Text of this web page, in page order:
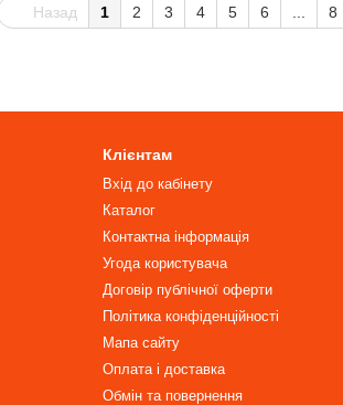
Назад 1 2 3 4 5 6 8
Клієнтам
Вхід до кабінету
Каталог
Контактна інформація
Угода користувача
Договір публічної оферти
Політика конфіденційності
Мапа сайту
Оплата і доставка
Обмін та повернення